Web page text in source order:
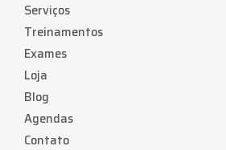
Serviços
Treinamentos
Exames
Loja
Blog
Agendas
Contato